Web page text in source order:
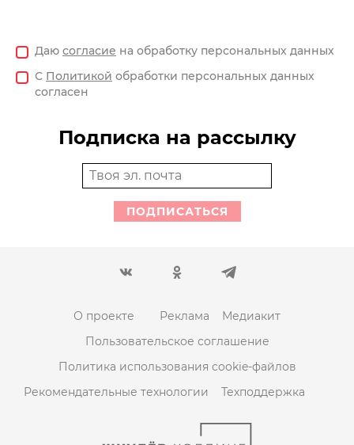
Даю согласие на обработку персональных данных
С Политикой обработки персональных данных
согласен
Подписка на рассылку
ПОДПИСАТЬСЯ
О проекте Реклама
Медиакит
Пользовательское соглашение
Политика использования cookie-файлов
Рекомендательные технологии
Техподдержка